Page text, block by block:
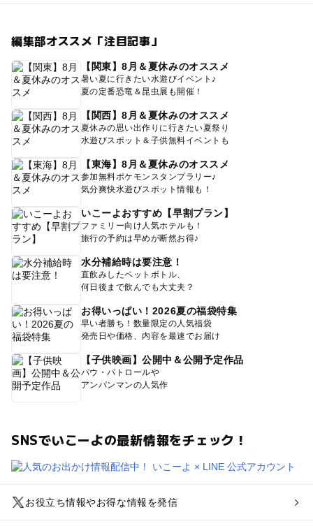
編集部オススメ「注目記事」
【関東】8月＆夏休みのオススメ
暑い夏に行きたい水遊びイベント♪
夏の定番恐竜＆昆虫展も開催！
【関西】8月＆夏休みのオススメ
夏休みの思い出作りに行きたい夏祭り
水遊びスポット＆子供無料イベントも
【東海】8月＆夏休みのオススメ
参加無料ポケモンスタンプラリー♪
気分爽快水遊びスポット情報も！
いこーよおすすめ【早割プラン】
ファミリー向け人気ホテルも！
旅行の予約は早めが断然お得♪
水分補給時は要注意！
直飲みしたペットボトル、
何日後まで飲んでも大丈夫？
お得いっぱい！2026夏の福袋特集
早い者勝ち！数量限定の人気福袋
発売日や価格、内容を最速でお届け
【子供映画】公開中＆公開予定作品
パウ・パトロールや
アンパンマンの人気作
SNSでいこーよの最新情報をチェック！
お役立ち情報やお得な情報を発信